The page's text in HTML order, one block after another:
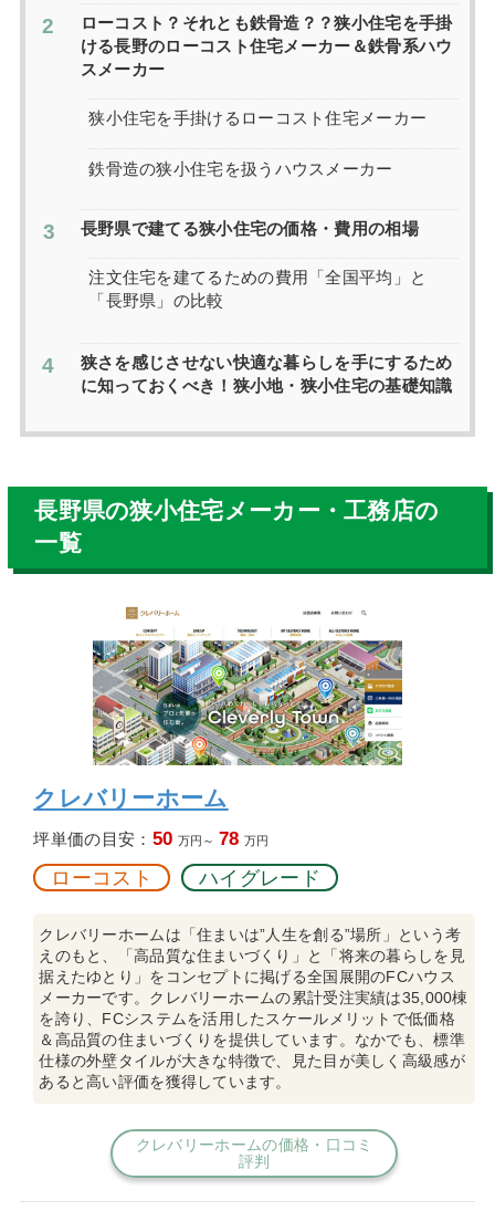
ローコスト？それとも鉄骨造？？狭小住宅を手掛
ける長野のローコスト住宅メーカー＆鉄骨系ハウ
スメーカー
狭小住宅を手掛けるローコスト住宅メーカー
鉄骨造の狭小住宅を扱うハウスメーカー
長野県で建てる狭小住宅の価格・費用の相場
注文住宅を建てるための費用「全国平均」と
「長野県」の比較
狭さを感じさせない快適な暮らしを手にするため
に知っておくべき！狭小地・狭小住宅の基礎知識
長野県の狭小住宅メーカー・工務店の
一覧
クレバリーホーム
坪単価の目安： 50 万円～ 78 万円
ローコスト ハイグレード
クレバリーホームは「住まいは”人生を創る”場所」という考
えのもと、「高品質な住まいづくり」と「将来の暮らしを見
据えたゆとり」をコンセプトに掲げる全国展開のFCハウス
メーカーです。クレバリーホームの累計受注実績は35,000棟
を誇り、FCシステムを活用したスケールメリットで低価格
＆高品質の住まいづくりを提供しています。なかでも、標準
仕様の外壁タイルが大きな特徴で、見た目が美しく高級感が
あると高い評価を獲得しています。
クレバリーホームの価格・口コミ
評判